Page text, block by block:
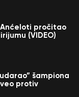
pročitao
(VIDEO)
šampiona
protiv